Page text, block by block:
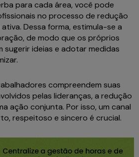
para cada área, você pode
no processo de redução
Dessa forma, estimula-se a
de modo que os próprios
ideias e adotar medidas
compreendem suas
pelas lideranças, a redução
ação conjunta. Por isso, um canal
respeitoso e sincero é crucial.